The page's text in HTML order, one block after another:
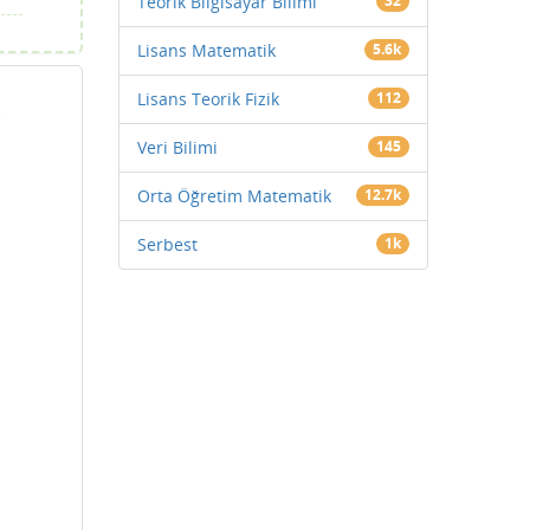
Lisans Matematik 5.6k
Lisans Teorik Fizik 112
Veri Bilimi 145
Orta Öğretim Matematik 12.7k
Serbest 1k